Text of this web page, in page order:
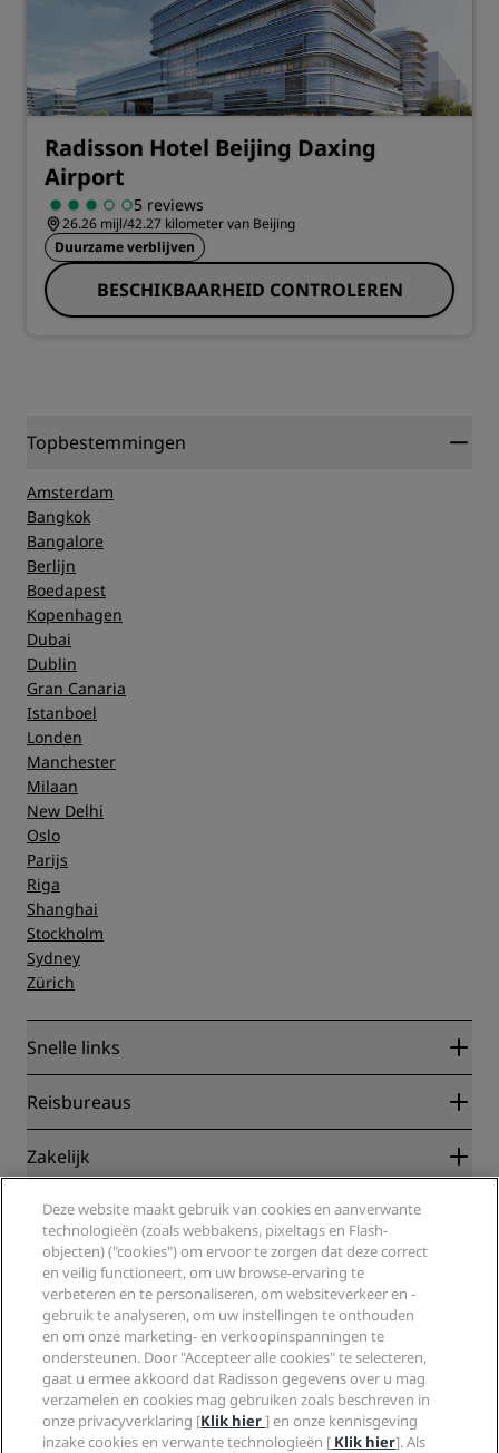
Radisson Hotel Beijing Daxing
Airport
5 reviews
26.26 mijl/42.27 kilometer van Beijing
Duurzame verblijven
BESCHIKBAARHEID CONTROLEREN
Topbestemmingen
Amsterdam
Bangkok
Bangalore
Berlijn
Boedapest
Kopenhagen
Dubai
Dublin
Gran Canaria
Istanboel
Londen
Manchester
Milaan
New Delhi
Oslo
Parijs
Riga
Shanghai
Stockholm
Sydney
Zürich
Snelle links
Radisson Rewards
Blog
Bestemmingen
Radisson Hotels-app
Sports Approved-hotels
Gezinsvriendelijk hotels
Gezondheid en veiligheid
Reisbureaus
Partners
Reisagenten
Zakelijk
Radisson Hotel Group
Media
Vacatures RHG
Vacatures PPHE
Vacatures EHL
The Club by RHG
Hotelontwikkeling
Duurzaam ondernemen
Inkoop
Juridisch
Privacycentrum
Juridische kennisgeving
Algemene voorwaarden voor Radisson Rewards
Gebruikersovereenkomst site
Digitale toegankelijkheid
Verklaring inzake moderne slavernij
Help
Waarschuwingen voor consumenten
Contactgegevens
Veelgestelde vragen
Sitemap
Social media
Radisson Hotels Brands
Deze website maakt gebruik van cookies en aanverwante
technologieën (zoals webbakens, pixeltags en Flash-
objecten) ("cookies") om ervoor te zorgen dat deze correct
en veilig functioneert, om uw browse-ervaring te
verbeteren en te personaliseren, om websiteverkeer en -
gebruik te analyseren, om uw instellingen te onthouden
en om onze marketing- en verkoopinspanningen te
ondersteunen. Door "Accepteer alle cookies" te selecteren,
gaat u ermee akkoord dat Radisson gegevens over u mag
verzamelen en cookies mag gebruiken zoals beschreven in
onze privacyverklaring [Klik hier] en onze kennisgeving
inzake cookies en verwante technologieën [ Klik hier]. Als